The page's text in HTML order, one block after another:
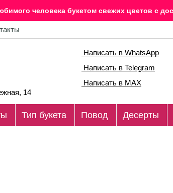
человека букетом свежих цветов c
14
Написать в WhatsApp
Написать в Telegram
Написать в MAX
Тип букета Повод Десерты